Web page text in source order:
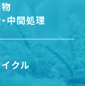
中間処理
クル